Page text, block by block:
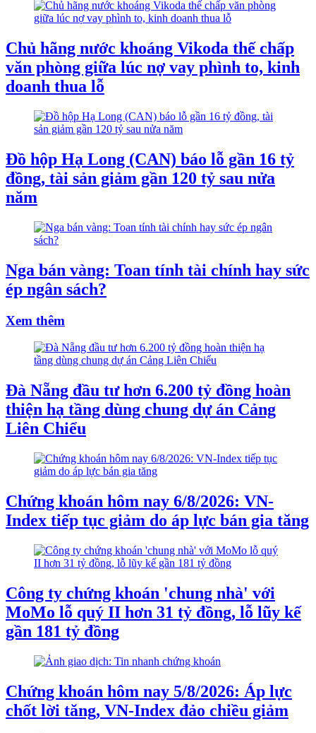
Chủ hãng nước khoáng Vikoda thế chấp
văn phòng giữa lúc nợ vay phình to, kinh
doanh thua lỗ
Đồ hộp Hạ Long (CAN) báo lỗ gần 16 tỷ
đồng, tài sản giảm gần 120 tỷ sau nửa
năm
Nga bán vàng: Toan tính tài chính hay sức
ép ngân sách?
Xem thêm
Đà Nẵng đầu tư hơn 6.200 tỷ đồng hoàn
thiện hạ tầng dùng chung dự án Cảng
Liên Chiểu
Chứng khoán hôm nay 6/8/2026: VN-
Index tiếp tục giảm do áp lực bán gia tăng
Công ty chứng khoán 'chung nhà' với
MoMo lỗ quý II hơn 31 tỷ đồng, lỗ lũy kế
gần 181 tỷ đồng
Chứng khoán hôm nay 5/8/2026: Áp lực
chốt lời tăng, VN-Index đảo chiều giảm